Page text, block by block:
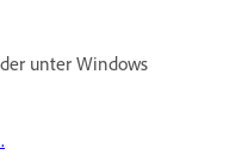
unter Windows